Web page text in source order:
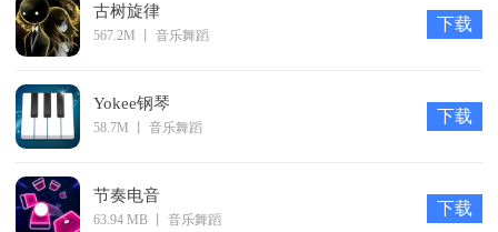
古树旋律
567.2M 音乐舞蹈
下载
Yokee钢琴
58.7M 音乐舞蹈
下载
节奏电音
63.94 MB 音乐舞蹈
下载